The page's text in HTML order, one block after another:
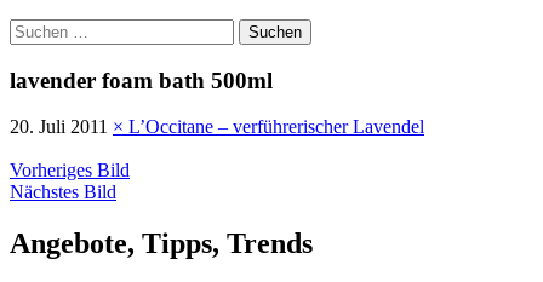
Suchen
nach:
lavender foam bath 500ml
20. Juli 2011 × L’Occitane – verführerischer Lavendel
Vorheriges Bild
Nächstes Bild
Angebote, Tipps, Trends